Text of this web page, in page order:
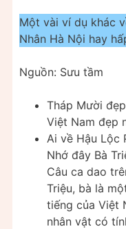
Một vài ví dụ khác
Nhân Hà Nội hay
Nguồn: Sưu tầm
Tháp Mười
Việt Nam đẹp
Ai về Hậu Lộc
Nhớ đây Bà
Câu ca dao
Triệu, bà là
tiếng của Việt
nhân vật có